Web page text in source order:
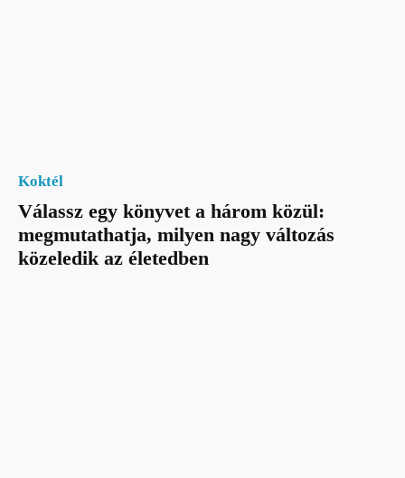
Koktél
Válassz egy könyvet a három közül:
megmutathatja, milyen nagy változás
közeledik az életedben